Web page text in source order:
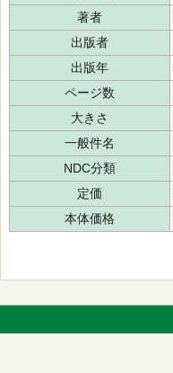
著者
出版者
出版年
ページ数
大きさ
一般件名
NDC分類
定価
本体価格